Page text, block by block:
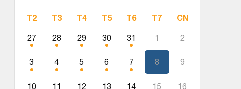
T2 T3 T4 T5 T6 T7 CN
27 28 29 30 31 1 2
3 4 5 6 7 8 9
10 11 12 13 14 15 16